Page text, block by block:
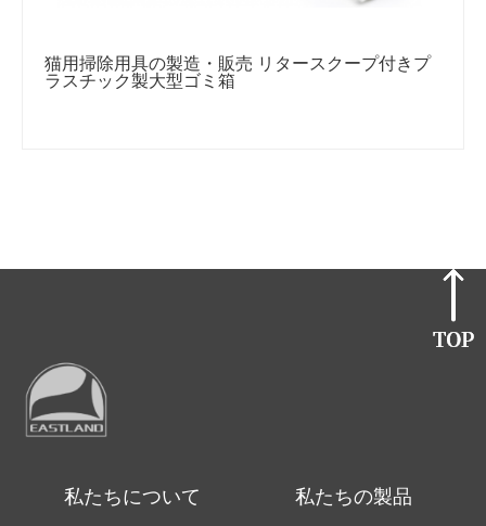
猫用掃除用具の製造・販売 リタースクープ付きプ
ラスチック製大型ゴミ箱
私たちについて 私たちの製品